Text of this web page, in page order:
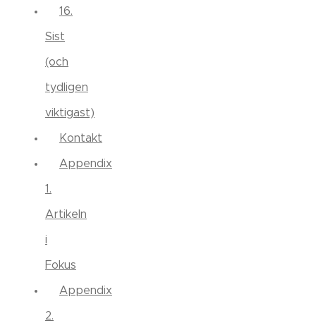
16.
Sist
(och
tydligen
viktigast)
Kontakt
Appendix
1.
Artikeln
i
Fokus
Appendix
2.